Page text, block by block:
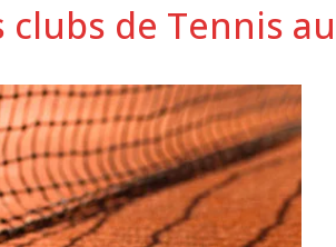
clubs de Tennis